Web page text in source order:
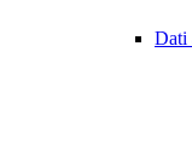
Dati